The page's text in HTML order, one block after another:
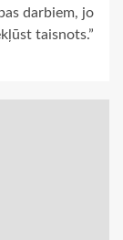
darbiem, jo
taisnots.”